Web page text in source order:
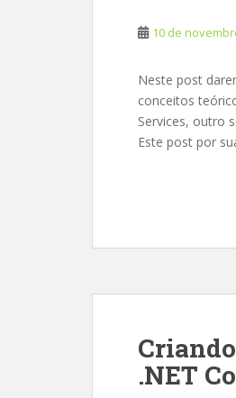
10 de
Neste post
conceitos
Services, outro
Este post por
.NET